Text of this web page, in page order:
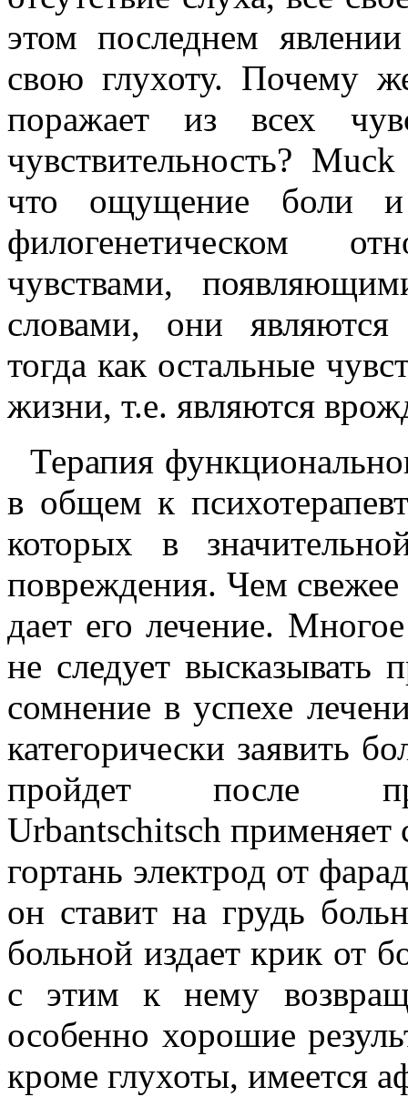
этом последнем
свою глухоту. Почему
поражает из всех
чувствительность?
что ощущение боли и
филогенетическом
чувствами,
словами, они
тогда как остальные
жизни, т.е. являются
Терапия
в общем к
которых в
повреждения. Чем
дает его лечение.
не следует
сомнение в успехе
категорически заявить
пройдет после
Urbantschitsch
гортань электрод от
он ставит на грудь
больной издает крик от
с этим к нему
особенно хорошие
кроме глухоты, имеется